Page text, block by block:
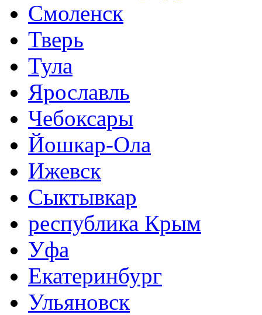
Смоленск
Тверь
Тула
Ярославль
Чебоксары
Йошкар-Ола
Ижевск
Сыктывкар
республика Крым
Уфа
Екатеринбург
Ульяновск